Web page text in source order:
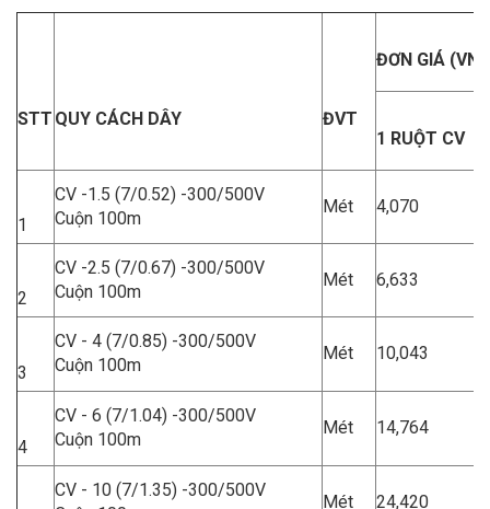
STT QUY CÁCH DÂY ĐVT
ĐƠN GIÁ
1 RUỘT CV
1
CV -1.5 (7/0.52) -300/500V
Cuộn 100m
Mét 4,070
2
CV -2.5 (7/0.67) -300/500V
Cuộn 100m
Mét 6,633
3
CV - 4 (7/0.85) -300/500V
Cuộn 100m
Mét 10,043
4
CV - 6 (7/1.04) -300/500V
Cuộn 100m
Mét 14,764
CV - 10 (7/1.35) -300/500V
Mét 24,420